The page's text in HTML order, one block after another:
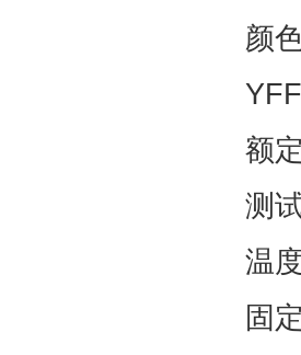
颜
额
测
温
固